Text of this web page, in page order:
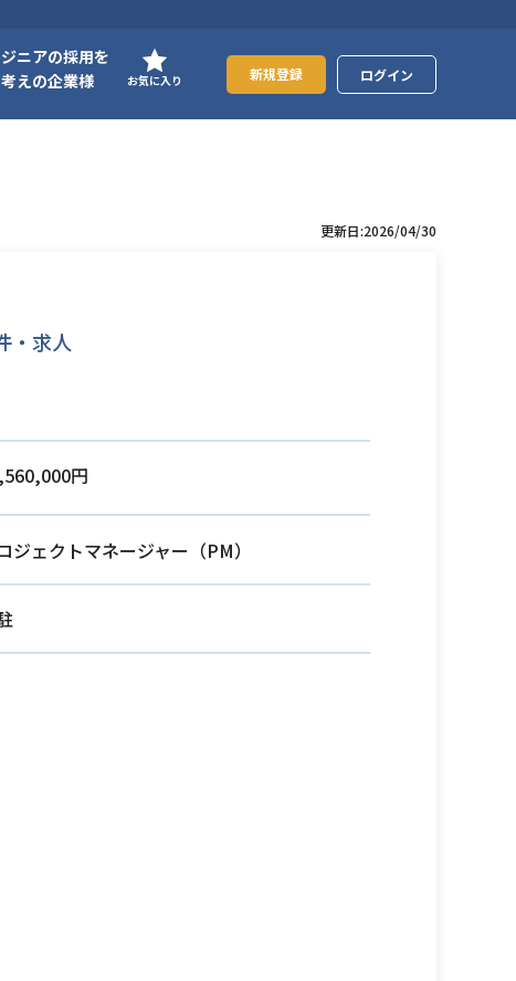
ニアの採用を
えの企業様
お気に入り 新規登録 ログイン
更新日:2026/04/30
・求人
円
ジェクトマネージャー（PM）